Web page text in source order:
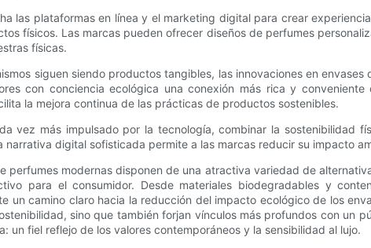
las plataformas en línea y el marketing digital para crear
físicos. Las marcas pueden ofrecer diseños de perfumes
físicas.
siguen siendo productos tangibles, las innovaciones en
con conciencia ecológica una conexión más rica y
la mejora continua de las prácticas de productos sostenibles.
vez más impulsado por la tecnología, combinar la sostenibilidad
narrativa digital sofisticada permite a las marcas reducir su impacto
perfumes modernas disponen de una atractiva variedad de
para el consumidor. Desde materiales biodegradables y
un camino claro hacia la reducción del impacto ecológico de los
sino que también forjan vínculos más profundos con
un fiel reflejo de los valores contemporáneos y la sensibilidad al lujo.